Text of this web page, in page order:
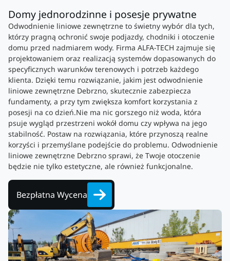
Domy jednorodzinne i posesje prywatne
Odwodnienie liniowe zewnętrzne to świetny wybór dla tych,
którzy pragną ochronić swoje podjazdy, chodniki i otoczenie
domu przed nadmiarem wody. Firma ALFA-TECH zajmuje się
projektowaniem oraz realizacją systemów dopasowanych do
specyficznych warunków terenowych i potrzeb każdego
klienta. Dzięki temu rozwiązanie, jakim jest odwodnienie
liniowe zewnętrzne Debrzno, skutecznie zabezpiecza
fundamenty, a przy tym zwiększa komfort korzystania z
posesji na co dzień.Nie ma nic gorszego niż woda, która
psuje wygląd przestrzeni wokół domu czy wpływa na jego
stabilność. Postaw na rozwiązania, które przynoszą realne
korzyści i przemyślane podejście do problemu. Odwodnienie
liniowe zewnętrzne Debrzno sprawi, że Twoje otoczenie
będzie nie tylko estetyczne, ale również funkcjonalne.
Bezpłatna Wycena